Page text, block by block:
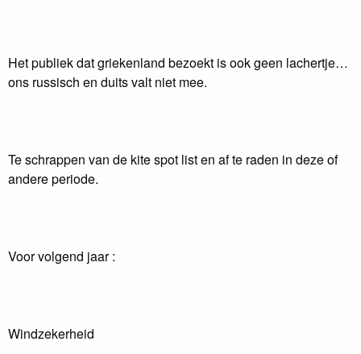
Het publiek dat griekenland bezoekt is ook geen lachertje…
ons russisch en duits valt niet mee.
Te schrappen van de kite spot list en af te raden in deze of
andere periode.
Voor volgend jaar :
Windzekerheid